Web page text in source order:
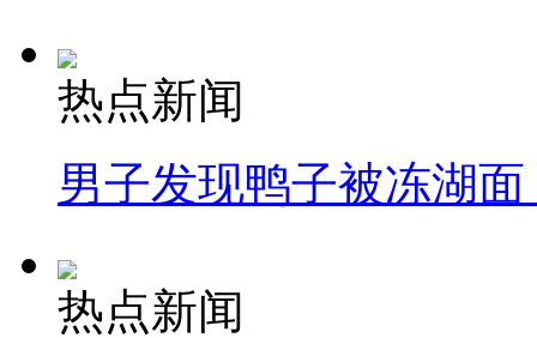
热点新闻
男子发现鸭子被冻湖
热点新闻